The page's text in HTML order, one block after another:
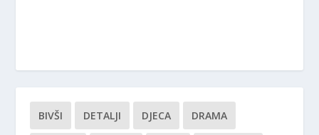
BIVŠI DETALJI DJECA DRAMA